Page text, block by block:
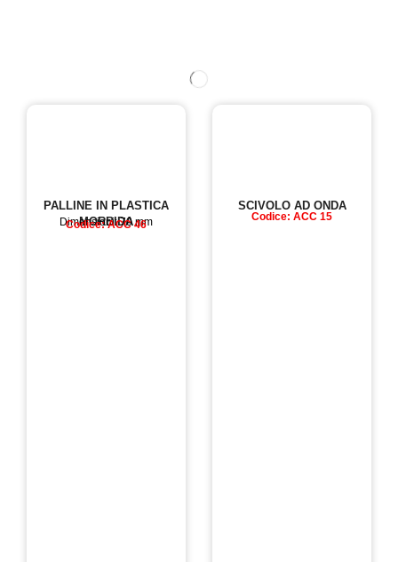
PALLINE IN PLASTICA
MORBIDA
Dimensioni: 70 mm
Codice: ACC 46
SCIVOLO AD ONDA
Codice: ACC 15